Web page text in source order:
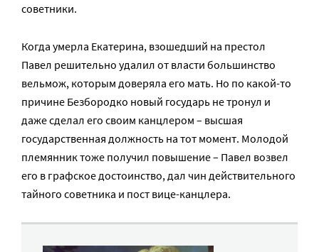
советники.
Когда умерла Екатерина, взошедший на престол
Павел решительно удалил от власти большинство
вельмож, которым доверяла его мать. Но по какой-то
причине Безбородко новый государь не тронул и
даже сделал его своим канцлером – высшая
государственная должность на тот момент. Молодой
племянник тоже получил повышение – Павел возвел
его в графское достоинство, дал чин действительного
тайного советника и пост вице-канцлера.